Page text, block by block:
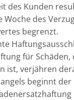
des Kunden
Woche des
begrenzt.
für
ist, verjähren
beginnt